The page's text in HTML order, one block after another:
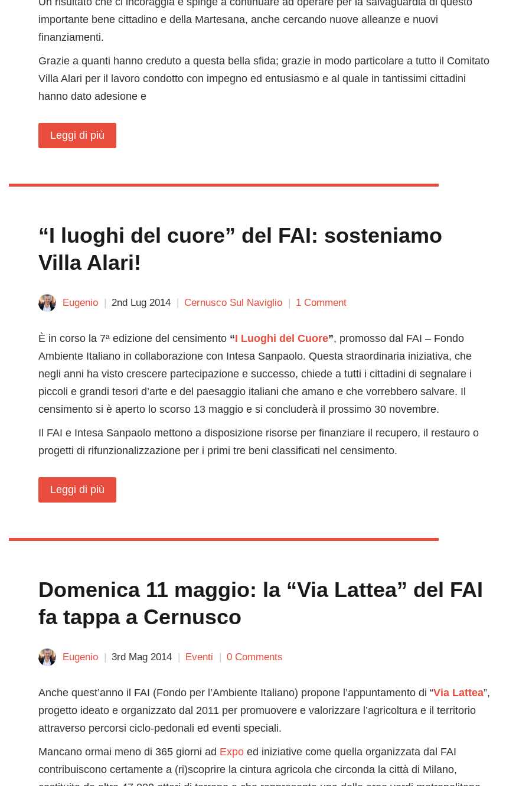
importante bene cittadino e della Martesana, anche cercando nuove alleanze e nuovi
finanziamenti.
Grazie a quanti hanno creduto a questa bella sfida; grazie in modo particolare a tutto il Comitato
Villa Alari per il lavoro condotto con impegno ed entusiasmo e al quale in tantissimi cittadini
hanno dato adesione e
Leggi di più
“I luoghi del cuore” del FAI: sosteniamo
Villa Alari!
Eugenio 2nd Lug 2014 Cernusco Sul Naviglio 1 Comment
È in corso la 7ª edizione del censimento “I Luoghi del Cuore”, promosso dal FAI – Fondo
Ambiente Italiano in collaborazione con Intesa Sanpaolo. Questa straordinaria iniziativa, che
negli anni ha visto crescere partecipazione e successo, chiede a tutti i cittadini di segnalare i
piccoli e grandi tesori d’arte e del paesaggio italiani che amano e che vorrebbero salvare. Il
censimento si è aperto lo scorso 13 maggio e si concluderà il prossimo 30 novembre.
Il FAI e Intesa Sanpaolo mettono a disposizione risorse per finanziare il recupero, il restauro o
progetti di rifunzionalizzazione per i primi tre beni classificati nel censimento.
Leggi di più
Domenica 11 maggio: la “Via Lattea” del FAI
fa tappa a Cernusco
Eugenio 3rd Mag 2014 Eventi 0 Comments
Anche quest’anno il FAI (Fondo per l’Ambiente Italiano) propone l’appuntamento di “Via Lattea”,
progetto ideato e organizzato dal 2011 per promuovere e valorizzare l’agricoltura e il territorio
attraverso percorsi ciclo-pedonali ed eventi speciali.
Mancano ormai meno di 365 giorni ad Expo ed iniziative come quella organizzata dal FAI
contribuiscono certamente a (ri)scoprire la cintura agricola che circonda la città di Milano,